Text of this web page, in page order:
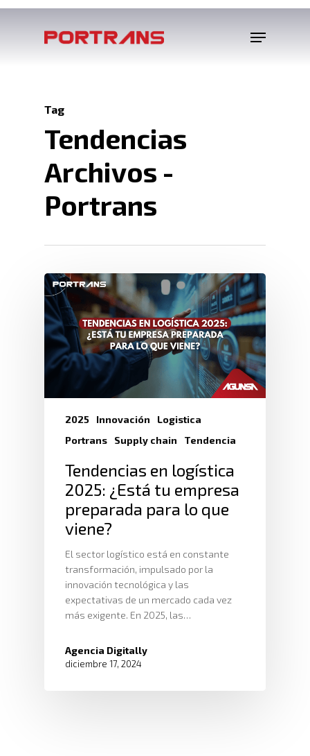
Tag
Tendencias
Archivos -
Portrans
2025 Innovación
Logistica
Portrans
Supply chain Tendencia
Tendencias en logística
2025: ¿Está tu empresa
preparada para lo que
viene?
El sector logístico está en constante
transformación, impulsado por la
innovación tecnológica y las
expectativas de un mercado cada vez
más exigente. En 2025, las…
Agencia Digitally
diciembre 17, 2024